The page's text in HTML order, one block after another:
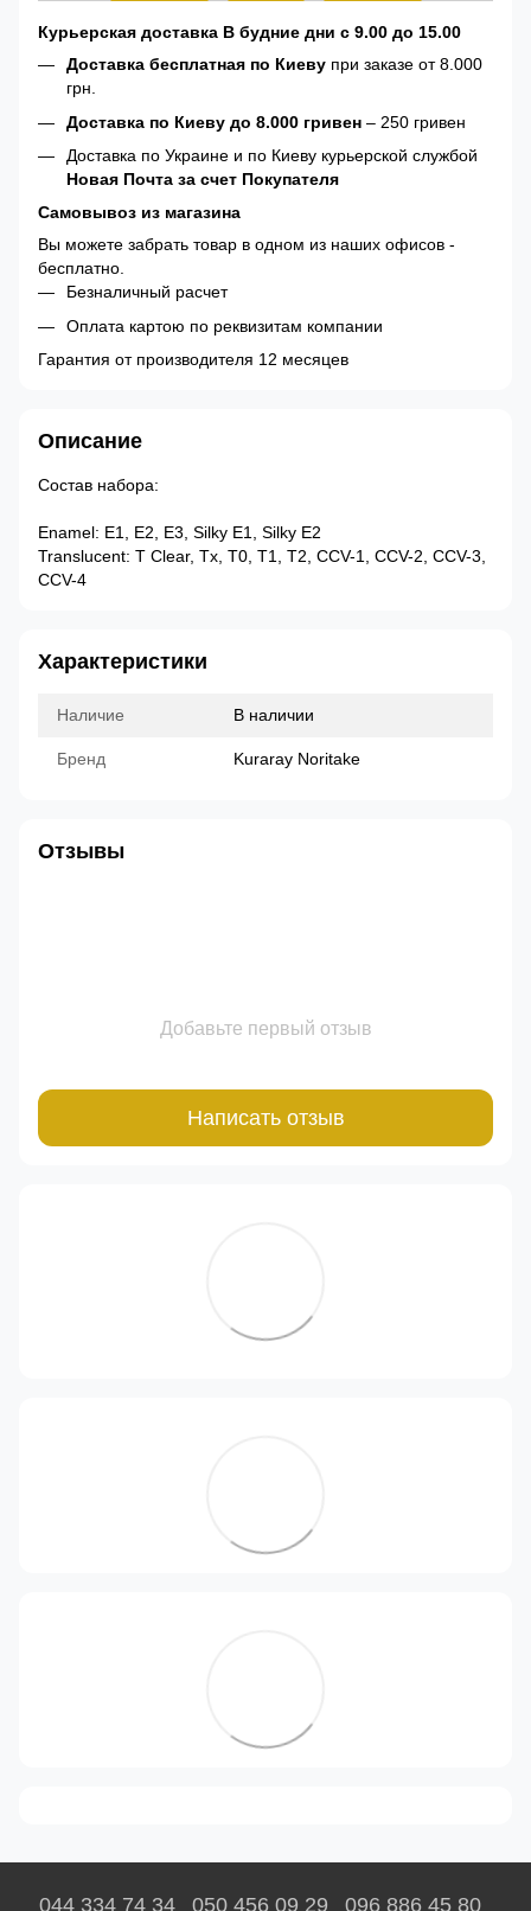
Курьерская доставка В будние дни с 9.00 до 15.00
Доставка бесплатная по Киеву при заказе от 8.000
грн.
Доставка по Киеву до 8.000 гривен – 250 гривен
Доставка по Украине и по Киеву курьерской службой
Новая Почта за счет Покупателя
Самовывоз из магазина
Вы можете забрать товар в одном из наших офисов -
бесплатно.
Безналичный расчет
Оплата картою по реквизитам компании
Гарантия от производителя 12 месяцев
Описание
Состав набора:
Enamel: E1, E2, E3, Silky E1, Silky E2
Translucent: T Clear, Tx, T0, T1, T2, CCV-1, CCV-2, CCV-3,
CCV-4
Характеристики
Наличие В наличии
Бренд Kuraray Noritake
Отзывы
Добавьте первый отзыв
Написать отзыв
044 334 74 34 050 456 09 29 096 886 45 80